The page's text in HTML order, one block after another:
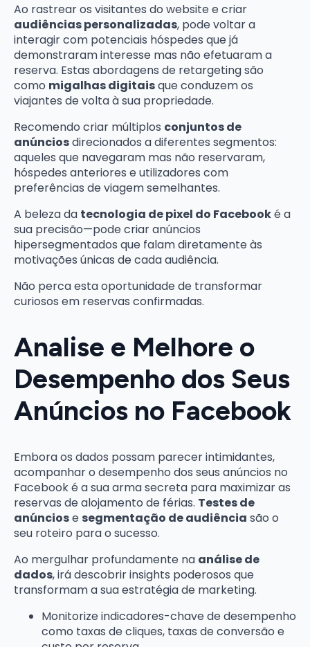
Ao rastrear os visitantes do website e criar
audiências personalizadas, pode voltar a
interagir com potenciais hóspedes que já
demonstraram interesse mas não efetuaram a
reserva. Estas abordagens de retargeting são
como migalhas digitaisque conduzem os
viajantes de volta à sua propriedade.
Recomendo criar múltiplos conjuntos de
anúnciosdirecionados a diferentes segmentos:
aqueles que navegaram mas não reservaram,
hóspedes anteriores e utilizadores com
preferências de viagem semelhantes.
A beleza da tecnologia de pixel do Facebooké a
sua precisão—pode criar anúncios
hipersegmentados que falam diretamente às
motivações únicas de cada audiência.
Não perca esta oportunidade de transformar
curiosos em reservas confirmadas.
Analise e Melhore o
Desempenho dos Seus
Anúncios no Facebook
Embora os dados possam parecer intimidantes,
acompanhar o desempenho dos seus anúncios no
Facebook é a sua arma secreta para maximizar as
reservas de alojamento de férias. Testes de
anúnciose segmentação de audiência são o
seu roteiro para o sucesso.
Ao mergulhar profundamente na análise de
dados, irá descobrir insights poderosos que
transformam a sua estratégia de marketing.
Monitorize indicadores-chave de desempenho
como taxas de cliques, taxas de conversão e